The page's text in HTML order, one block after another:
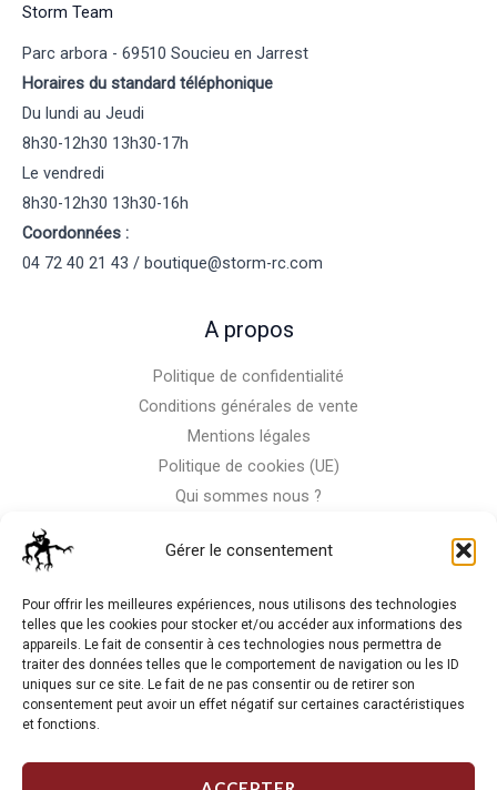
Gérer le consentement
Pour offrir les meilleures expériences, nous utilisons des technologies
telles que les cookies pour stocker et/ou accéder aux informations des
appareils. Le fait de consentir à ces technologies nous permettra de
traiter des données telles que le comportement de navigation ou les ID
uniques sur ce site. Le fait de ne pas consentir ou de retirer son
consentement peut avoir un effet négatif sur certaines caractéristiques
et fonctions.
Storm Team
Parc arbora - 69510 Soucieu en Jarrest
Horaires du standard téléphonique
Du lundi au Jeudi
8h30-12h30 13h30-17h
Le vendredi
8h30-12h30 13h30-16h
Coordonnées :
04 72 40 21 43 / boutique@storm-rc.com
A propos
Politique de confidentialité
Conditions générales de vente
Mentions légales
Politique de cookies (UE)
Qui sommes nous ?
La RC n'est pas notre seule passion, venez visiter notre shop
de motos